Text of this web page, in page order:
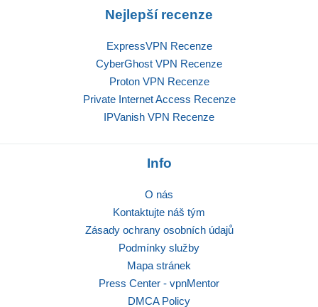
Nejlepší recenze
ExpressVPN Recenze
CyberGhost VPN Recenze
Proton VPN Recenze
Private Internet Access Recenze
IPVanish VPN Recenze
Info
O nás
Kontaktujte náš tým
Zásady ochrany osobních údajů
Podmínky služby
Mapa stránek
Press Center - vpnMentor
DMCA Policy